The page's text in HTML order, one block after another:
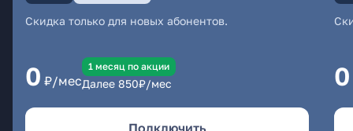
Скидка только для новых абонентов.
0 ₽/мес
1 месяц по акции
Далее 850₽/мес
Подключить
0